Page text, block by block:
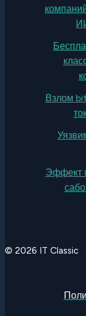
Взлом
Эффект
© 2026 IT Classic